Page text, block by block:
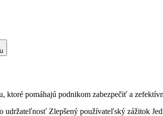
pomáhajú podnikom zabezpečiť a
Zlepšený používateľský zážitok